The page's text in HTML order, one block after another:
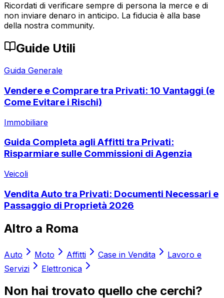
Ricordati di verificare sempre di persona la merce e di
non inviare denaro in anticipo. La fiducia è alla base
della nostra community.
Guide Utili
Guida Generale
Vendere e Comprare tra Privati: 10 Vantaggi (e
Come Evitare i Rischi)
Immobiliare
Guida Completa agli Affitti tra Privati:
Risparmiare sulle Commissioni di Agenzia
Veicoli
Vendita Auto tra Privati: Documenti Necessari e
Passaggio di Proprietà 2026
Altro a Roma
Auto Moto Affitti Case in Vendita
Lavoro e
Servizi
Elettronica
Non hai trovato quello che cerchi?